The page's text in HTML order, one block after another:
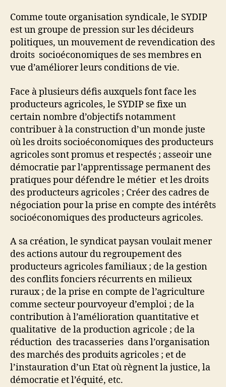
Comme toute organisation syndicale, le SYDIP
est un groupe de pression sur les décideurs
politiques, un mouvement de revendication des
droits socioéconomiques de ses membres en
vue d’améliorer leurs conditions de vie.
Face à plusieurs défis auxquels font face les
producteurs agricoles, le SYDIP se fixe un
certain nombre d’objectifs notamment
contribuer à la construction d’un monde juste
où les droits socioéconomiques des producteurs
agricoles sont promus et respectés ; asseoir une
démocratie par l’apprentissage permanent des
pratiques pour défendre le métier et les droits
des producteurs agricoles ; Créer des cadres de
négociation pour la prise en compte des intérêts
socioéconomiques des producteurs agricoles.
A sa création, le syndicat paysan voulait mener
des actions autour du regroupement des
producteurs agricoles familiaux ; de la gestion
des conflits fonciers récurrents en milieux
ruraux ; de la prise en compte de l’agriculture
comme secteur pourvoyeur d’emploi ; de la
contribution à l’amélioration quantitative et
qualitative de la production agricole ; de la
réduction des tracasseries dans l’organisation
des marchés des produits agricoles ; et de
l’instauration d’un Etat où règnent la justice, la
démocratie et l’équité, etc.